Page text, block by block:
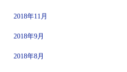
2018年11月
2018年9月
2018年8月